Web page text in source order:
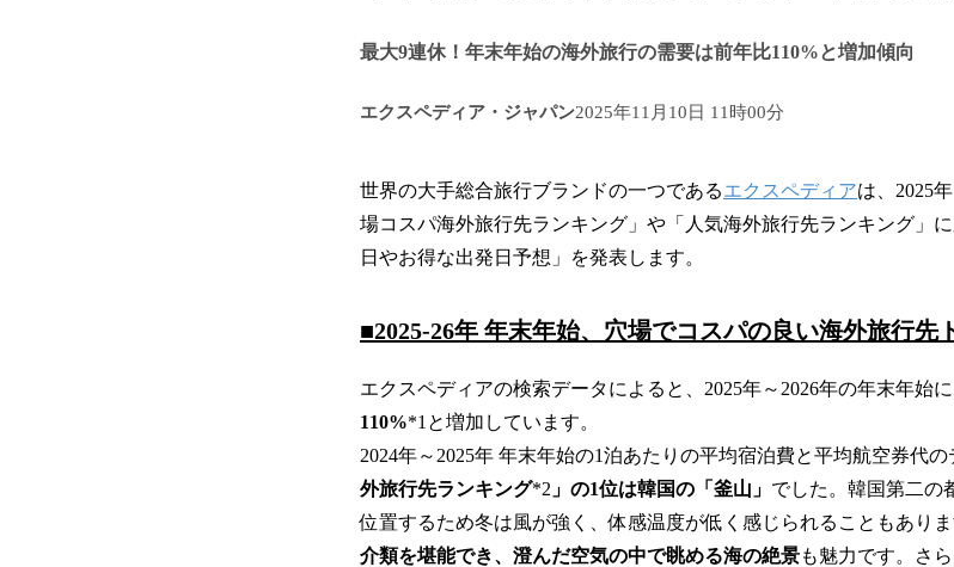
最大9連休！年末年始の海外旅行の需要は前年比110%と増加傾向
エクスペディア・ジャパン2025年11月10日 11時00分
世界の大手総合旅行ブランドの一つであるエクスペディアは、2025
場コスパ海外旅行先ランキング」や「人気海外旅行先ランキング」
日やお得な出発日予想」を発表します。
■2025-26年 年末年始、穴場でコスパの良い海外旅行先
エクスペディアの検索データによると、2025年～2026年の年末年始
110%*1と増加しています。
2024年～2025年 年末年始の1泊あたりの平均宿泊費と平均航空券代
外旅行先ランキング*2 」の1位は韓国の「釜山」 でした。韓国第二の
位置するため冬は風が強く、体感温度が低く感じられることもありま
介類を堪能でき、澄んだ空気の中で眺める海の絶景も魅力です。さら